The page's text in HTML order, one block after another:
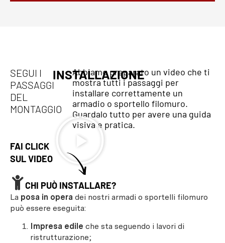
SEGUI I
PASSAGGI
DEL
MONTAGGIO
INSTALLAZIONE
Abbiamo preparato un video che ti
mostra tutti i passaggi per
installare correttamente un
armadio o sportello filomuro.
Guardalo tutto per avere una guida
visiva e pratica.
FAI CLICK
SUL VIDEO
CHI PUÒ INSTALLARE?
La posa in opera dei nostri armadi o sportelli filomuro
può essere eseguita:
Impresa edile che sta seguendo i lavori di
ristrutturazione;